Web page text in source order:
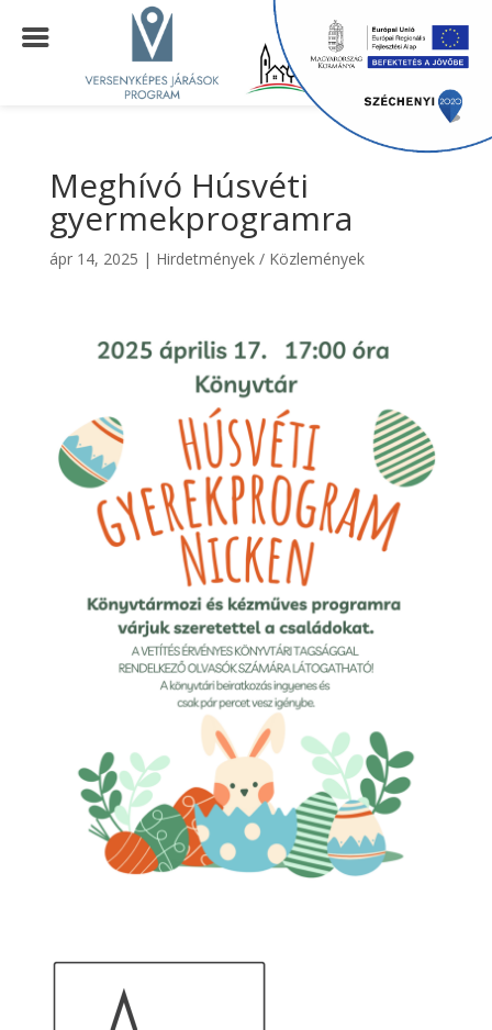
Meghívó Húsvéti
gyermekprogramra
ápr 14, 2025 | Hirdetmények / Közlemények